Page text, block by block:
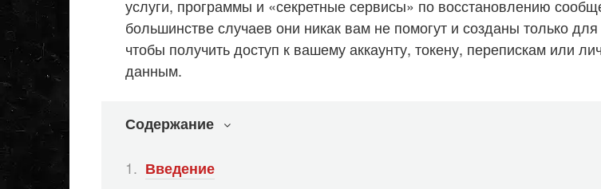
услуги, программы и «секретные сервисы» по восстановлению
большинстве случаев они никак вам не помогут и созданы только для
чтобы получить доступ к вашему аккаунту, токену, перепискам или
данным.
Содержание
Введение